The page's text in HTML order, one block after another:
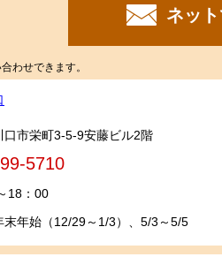
ネッ
わせできます。
口市栄町3-5-9安藤ビル2階
5710
18：00
末年始（12/29～1/3）、5/3～5/5